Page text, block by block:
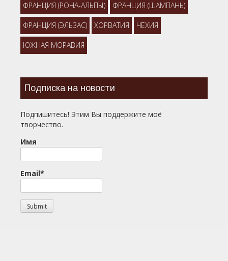
ФРАНЦИЯ (РОНА-АЛЬПЫ) ФРАНЦИЯ (ШАМПАНЬ)
ФРАНЦИЯ (ЭЛЬЗАС) ХОРВАТИЯ ЧЕХИЯ
ЮЖНАЯ МОРАВИЯ
Подписка на новости
Подпишитесь! Этим Вы поддержите моё
творчество.
Имя
Email*